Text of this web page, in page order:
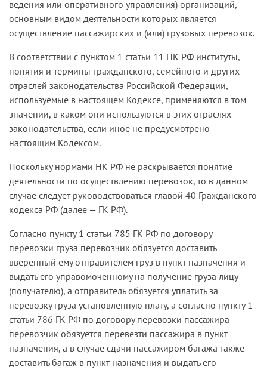
ведения или оперативного управления) организаций,
основным видом деятельности которых является
осуществление пассажирских и (или) грузовых перевозок.
В соответствии с пунктом 1 статьи 11 НК РФ институты,
понятия и термины гражданского, семейного и других
отраслей законодательства Российской Федерации,
используемые в настоящем Кодексе, применяются в том
значении, в каком они используются в этих отраслях
законодательства, если иное не предусмотрено
настоящим Кодексом.
Поскольку нормами НК РФ не раскрывается понятие
деятельности по осуществлению перевозок, то в данном
случае следует руководствоваться главой 40 Гражданского
кодекса РФ (далее — ГК РФ).
Согласно пункту 1 статьи 785 ГК РФ по договору
перевозки груза перевозчик обязуется доставить
вверенный ему отправителем груз в пункт назначения и
выдать его управомоченному на получение груза лицу
(получателю), а отправитель обязуется уплатить за
перевозку груза установленную плату, а согласно пункту 1
статьи 786 ГК РФ по договору перевозки пассажира
перевозчик обязуется перевезти пассажира в пункт
назначения, а в случае сдачи пассажиром багажа также
доставить багаж в пункт назначения и выдать его